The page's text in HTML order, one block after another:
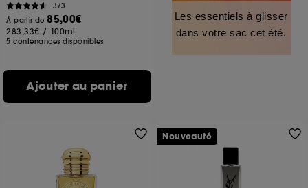
373
À partir de85,00€
283,33€ / 100ml
5 contenances disponibles
Ajouter au panier
Les essentiels à glisser
dans votre sac cet été.
Nouveauté